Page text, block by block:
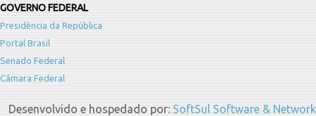
GOVERNO FEDERAL
Presidência da República
Portal Brasil
Senado Federal
Câmara Federal
Desenvolvido e hospedado por: SoftSul Software & Network